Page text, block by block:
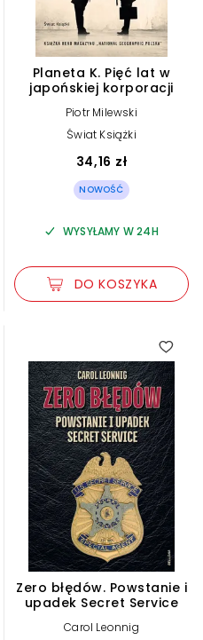
Planeta K. Pięć lat w
japońskiej korporacji
Piotr Milewski
Świat Książki
34,16 zł
NOWOŚĆ
WYSYŁAMY W 24H
DO KOSZYKA
Zero błędów. Powstanie i
upadek Secret Service
Carol Leonnig